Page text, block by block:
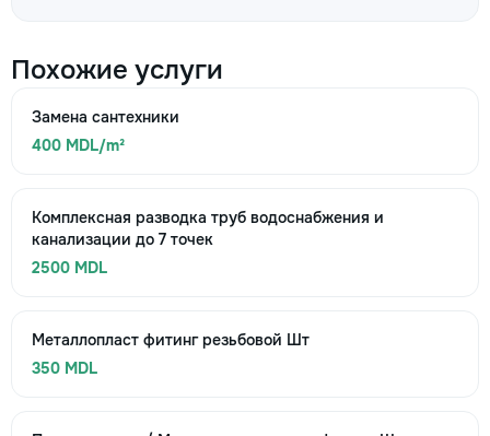
Похожие услуги
Замена сантехники
400 MDL/m²
Комплексная разводка труб водоснабжения и
канализации до 7 точек
2500 MDL
Металлопласт фитинг резьбовой Шт
350 MDL